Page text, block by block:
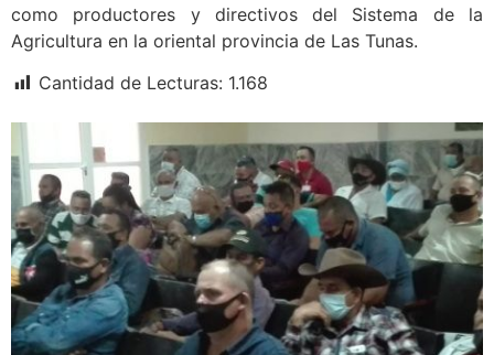
como productores y directivos del Sistema de la
Agricultura en la oriental provincia de Las Tunas.
Cantidad de Lecturas: 1.168